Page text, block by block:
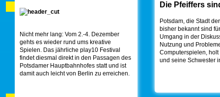
Nicht mehr lang: Vom 2.-4. Dezember
gehts es wieder rund ums kreative
Spielen. Das jährliche play10 Festival
findet diesmal direkt in den Passagen des
Potsdamer Hauptbahnhofes statt und ist
damit auch leicht von Berlin zu erreichen.
Die Pfeiffers
Potsdam, die Stadt
bisher bekannt sind
Umgang in der
Nutzung und
Computerspielen,
und seine Schwester